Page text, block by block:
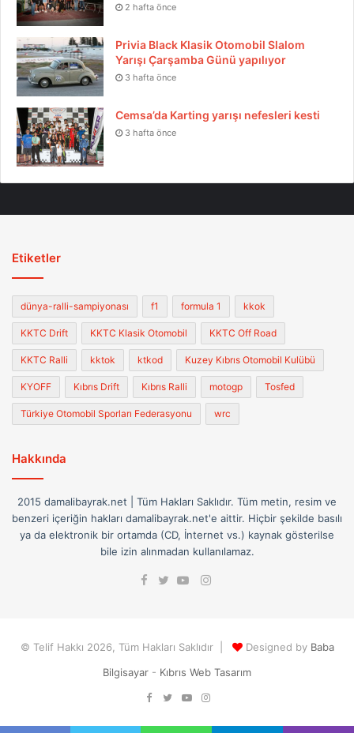
2 hafta önce
Privia Black Klasik Otomobil Slalom
Yarışı Çarşamba Günü yapılıyor
3 hafta önce
Cemsa’da Karting yarışı nefesleri kesti
3 hafta önce
Etiketler
dünya-ralli-sampiyonası f1 formula 1 kkok
KKTC Drift KKTC Klasik Otomobil KKTC Off Road
KKTC Ralli kktok ktkod Kuzey Kıbrıs Otomobil Kulübü
KYOFF Kıbrıs Drift Kıbrıs Ralli motogp Tosfed
Türkiye Otomobil Sporları Federasyonu wrc
Hakkında
2015 damalibayrak.net | Tüm Hakları Saklıdır. Tüm metin, resim ve
benzeri içeriğin hakları damalibayrak.net'e aittir. Hiçbir şekilde basılı
ya da elektronik bir ortamda (CD, İnternet vs.) kaynak gösterilse
bile izin alınmadan kullanılamaz.
FacebookInstagram
© Telif Hakkı 2026, Tüm Hakları Saklıdır | Designed by Baba
Bilgisayar - Kıbrıs Web Tasarım
Facebook
TwitterYouTubeInstagram